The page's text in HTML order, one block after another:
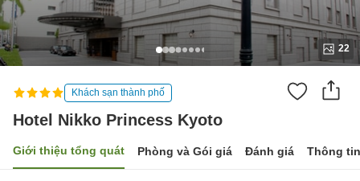
22
Khách sạn thành phố
Hotel Nikko Princess Kyoto
Giới thiệu tổng quát Phòng và Gói giá Đánh giá Thông